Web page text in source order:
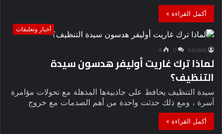
أكمل القراءة »
أخبار وتعليقات
haideb
0
4
لماذا ترك غاريت أوليفر هدسون سيدة
التنظيف؟
سيدة التنظيف يحافظ على جاذبيةها المذهلة مع تحولات مؤامرة
آسرة ، ومع ذلك حدثت واحدة من أهم الصدمات مع خروج…
أكمل القراءة »